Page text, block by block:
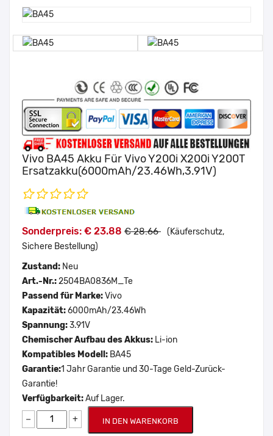
Vivo BA45 Akku Für Vivo Y200i X200i Y200T
Ersatzakku(6000mAh/23.46Wh,3.91V)
Sonderpreis: € 23.88 € 28.66 (Käuferschutz,
Sichere Bestellung)
Zustand: Neu
Art.-Nr.:2504BA0836M_Te
Passend für Marke:Vivo
Kapazität:6000mAh/23.46Wh
Spannung:3.91V
Chemischer Aufbau des Akkus: Li-ion
Kompatibles Modell: BA45
Garantie:1 Jahr Garantie und 30-Tage Geld-Zurück-
Garantie!
Verfügbarkeit:Auf Lager.
− + IN DEN WARENKORB